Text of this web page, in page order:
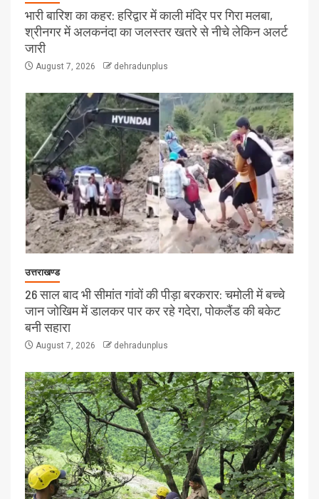
भारी बारिश का कहर: हरिद्वार में काली मंदिर पर गिरा मलबा,
श्रीनगर में अलकनंदा का जलस्तर खतरे से नीचे लेकिन अलर्ट
जारी
August 7, 2026 dehradunplus
उत्तराखण्ड
26 साल बाद भी सीमांत गांवों की पीड़ा बरकरार: चमोली में बच्चे
जान जोखिम में डालकर पार कर रहे गदेरा, पोकलैंड की बकेट
बनी सहारा
August 7, 2026 dehradunplus